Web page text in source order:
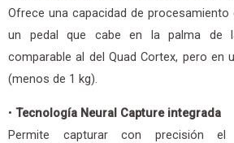
Ofrece una capacidad de
un pedal que cabe en la palma de
comparable al del Quad Cortex, pero en
(menos de 1 kg).
• Tecnología Neural Capture integrada
Permite capturar con precisión el